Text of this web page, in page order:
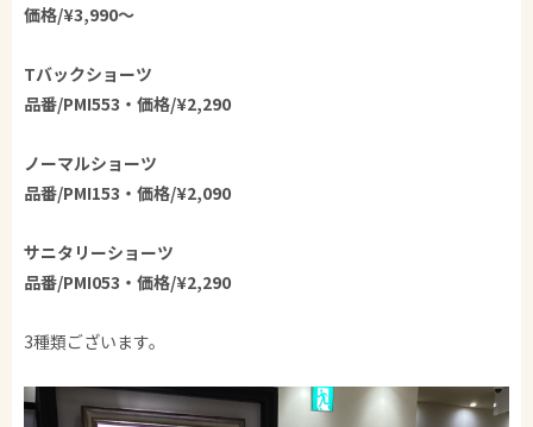
価格/¥3,990〜
Tバックショーツ
品番/PMI553・価格/¥2,290
ノーマルショーツ
品番/PMI153・価格/¥2,090
サニタリーショーツ
品番/PMI053・価格/¥2,290
3種類ございます。